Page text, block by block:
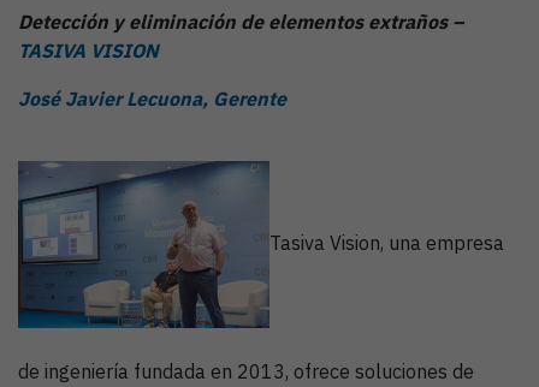
Detección y eliminación de elementos extraños –
TASIVA VISION
José Javier Lecuona, Gerente
Tasiva Vision, una empresa
de ingeniería fundada en 2013, ofrece soluciones de